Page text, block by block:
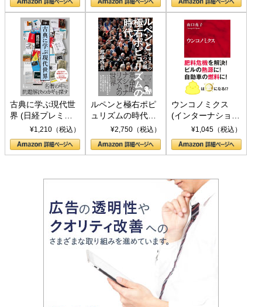
書)
古典に学ぶ現代世
界 (日経プレミア
シリーズ)¥1,210（税込）
ルペンと極右ポピ
ュリズムの時代：
〈ヤヌス〉の二つ
の顔
¥2,750（税込）
ウンコノミクス
(インターナショナ
ル新書)¥1,045（税込）